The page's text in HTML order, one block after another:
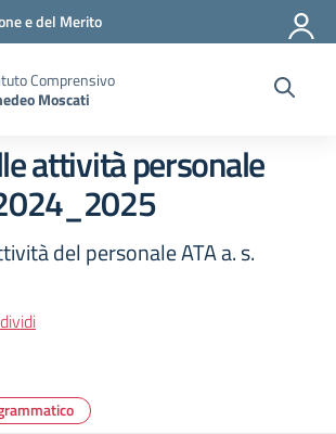
e del Merito
Comprensivo
Moscati
attività personale
del personale ATA a. s.